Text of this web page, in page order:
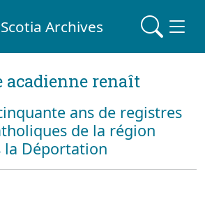
Archives
acadienne renaît
ans de registres
de la région
la Déportation